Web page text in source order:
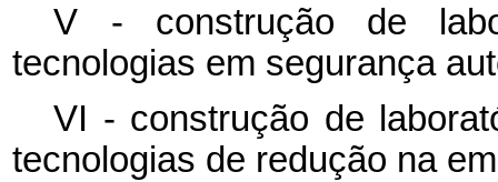
V - construção de
tecnologias em segurança
VI - construção de
tecnologias de redução na